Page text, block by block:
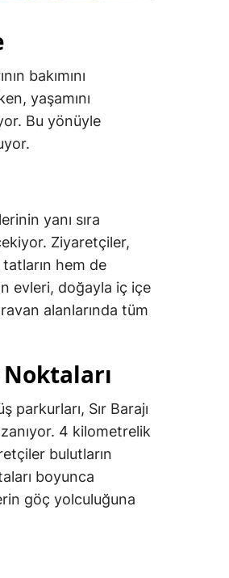
bakımını
yaşamını
Bu yönüyle
yanı sıra
Ziyaretçiler,
hem de
evleri, doğayla iç içe
alanlarında tüm
Sır Barajı
4 kilometrelik
bulutların
boyunca
göç yolculuğuna